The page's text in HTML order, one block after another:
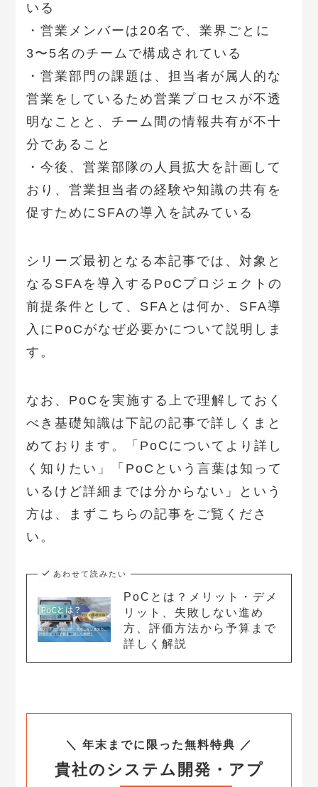
いる
・営業メンバーは20名で、業界ごとに
3〜5名のチームで構成されている
・営業部門の課題は、担当者が属人的な
営業をしているため営業プロセスが不透
明なことと、チーム間の情報共有が不十
分であること
・今後、営業部隊の人員拡大を計画して
おり、営業担当者の経験や知識の共有を
促すためにSFAの導入を試みている
シリーズ最初となる本記事では、対象と
なるSFAを導入するPoCプロジェクトの
前提条件として、SFAとは何か、SFA導
入にPoCがなぜ必要かについて説明しま
す。
なお、PoCを実施する上で理解しておく
べき基礎知識は下記の記事で詳しくまと
めております。「PoCについてより詳し
く知りたい」「PoCという言葉は知って
いるけど詳細までは分からない」という
方は、まずこちらの記事をご覧くださ
い。
あわせて読みたい
PoCとは？メリット・デメ
リット、失敗しない進め
方、評価方法から予算まで
詳しく解説
＼ 年末までに限った無料特典 ／
貴社のシステム開発・アプ